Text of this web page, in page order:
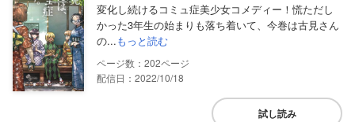
変化し続けるコミュ症美少女コメディー！慌ただし
かった3年生の始まりも落ち着いて、今巻は古見さん
の...もっと読む
202
配信日：2022/10/18
試し読み